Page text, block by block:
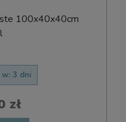
​100x​40​x​40​cm
w: 3 dni
zł